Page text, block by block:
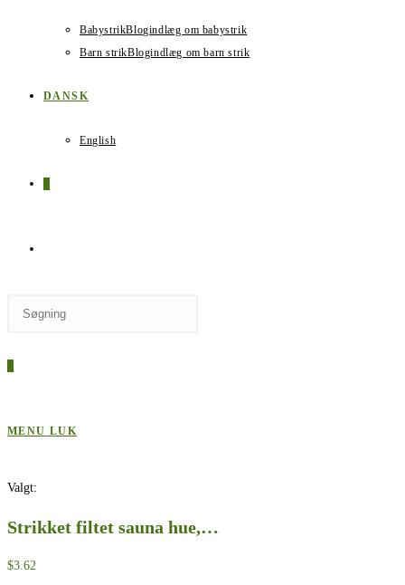
BabystrikBlogindlæg om babystrik
Barn strikBlogindlæg om barn strik
DANSK
English
TIL
MENU LUK
Valgt:
Strikket filtet sauna hue,…
$3.62